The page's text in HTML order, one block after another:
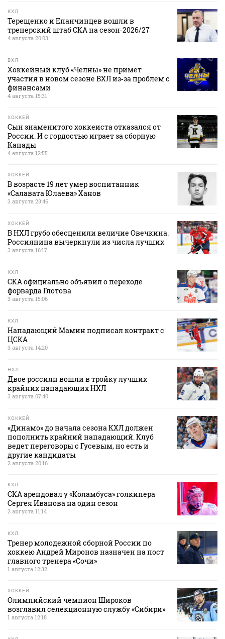
КХЛ
Терещенко и Епанчинцев вошли в
тренерский штаб СКА на сезон‑2026/27
4 августа 20:03
ВХЛ
Хоккейный клуб «Челны» не примет
участия в новом сезоне ВХЛ из‑за проблем с
финансами
4 августа 15:31
ХОККЕЙ
Сын знаменитого хоккеиста отказался от
России. И с гордостью играет за сборную
Канады
4 августа 12:55
ХОККЕЙ
В возрасте 19 лет умер воспитанник
«Салавата Юлаева» Ханов
3 августа 23:46
ХОККЕЙ
В НХЛ грубо обесценили величие Овечкина.
Россиянина вычеркнули из числа лучших
3 августа 16:17
КХЛ
СКА официально объявил о переходе
форварда Глотова
3 августа 15:06
КХЛ
Нападающий Мамин подписал контракт с
ЦСКА
3 августа 14:20
НХЛ
Двое россиян вошли в тройку лучших
крайних нападающих НХЛ
3 августа 07:40
ХОККЕЙ
«Динамо» до начала сезона КХЛ должен
пополнить крайний нападающий. Клуб
ведет переговоры с Гусевым, но есть и
другие кандидаты
2 августа 20:16
КХЛ
СКА арендовал у «Коламбуса» голкипера
Сергея Иванова на один сезон
2 августа 11:14
КХЛ
Тренер молодежной сборной России по
хоккею Андрей Миронов назначен на пост
главного тренера «Сочи»
1 августа 12:32
ХОККЕЙ
Олимпийский чемпион Широков
возглавил селекционную службу «Сибири»
1 августа 12:18